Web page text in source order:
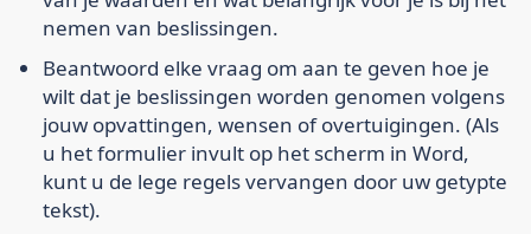
nemen van beslissingen.
Beantwoord elke vraag om aan te geven hoe je
wilt dat je beslissingen worden genomen volgens
jouw opvattingen, wensen of overtuigingen. (Als
u het formulier invult op het scherm in Word,
kunt u de lege regels vervangen door uw getypte
tekst).